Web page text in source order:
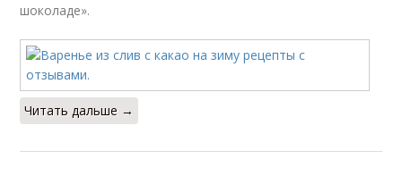
шоколаде».
Читать дальше →